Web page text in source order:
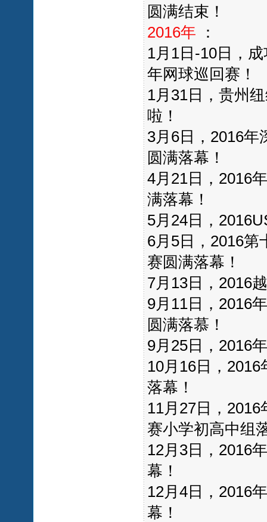
圆满结束！
2016年
：
1月1日-10日，
年网球巡回赛！
1月31日，贵州
啦！
3月6日，2016
圆满落幕！
4月21日，2016
满落幕！
5月24日，
6月5日，2016第
赛圆满落幕！
7月13日，2016
9月11日，2016
圆满落慕！
9月25日，2016
10月16日，2016
落幕！
11月27日，
赛小学初高中组
12月3日，2016
幕！
12月4日，2016
幕！